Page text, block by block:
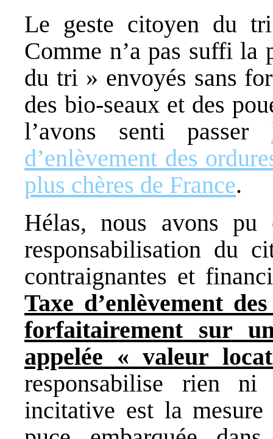
Le geste citoyen du
Comme n’a pas suffi la
du tri » envoyés sans
des bio-seaux et des
l’avons senti passer
d’enlèvement des
plus chères de France.
Hélas, nous avons
responsabilisation du
contraignantes et
Taxe d’enlèvement
forfaitairement sur
appelée « valeur
responsabilise rien ni
incitative est la